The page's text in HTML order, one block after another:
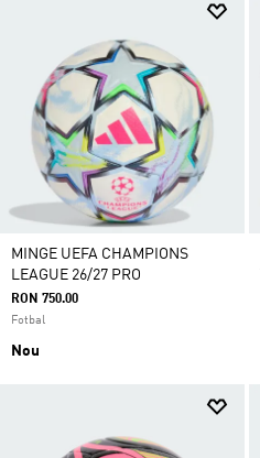
MINGE UEFA CHAMPIONS
LEAGUE 26/27 PRO
RON 750.00
Fotbal
Nou